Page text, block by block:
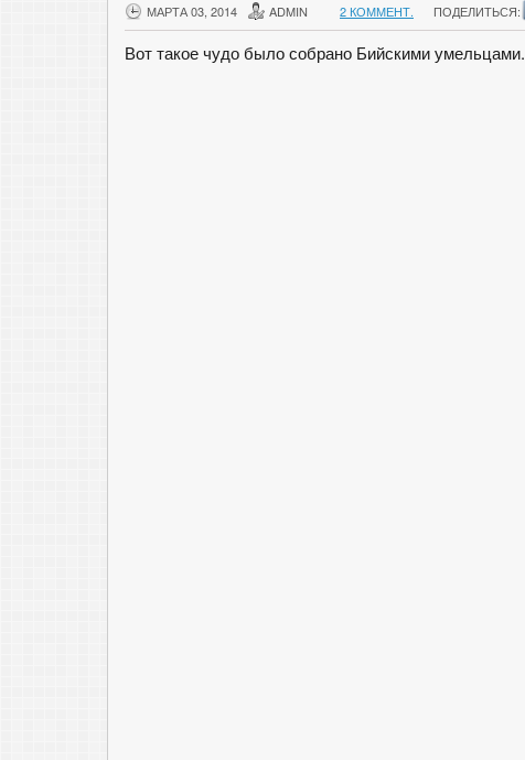
МАРТА 03, 2014 ADMIN 2 КОММЕНТ. ПОДЕЛИТЬСЯ:
Вот такое чудо было собрано Бийскими умельцами.